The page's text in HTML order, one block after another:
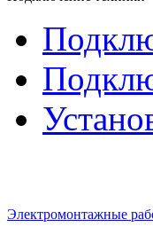
Электромонтажные